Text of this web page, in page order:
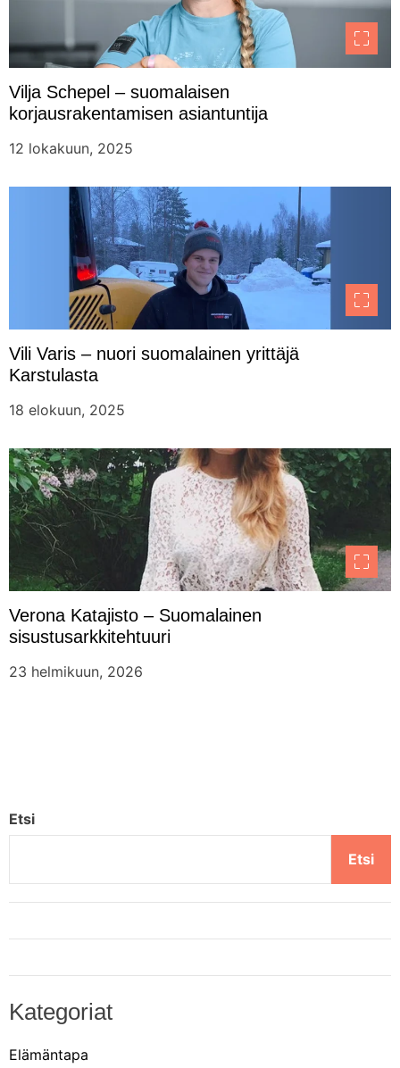
Vilja Schepel – suomalaisen
korjausrakentamisen asiantuntija
12 lokakuun, 2025
Vili Varis – nuori suomalainen yrittäjä
Karstulasta
18 elokuun, 2025
Verona Katajisto – Suomalainen
sisustusarkkitehtuuri
23 helmikuun, 2026
Etsi
Etsi
Kategoriat
Elämäntapa